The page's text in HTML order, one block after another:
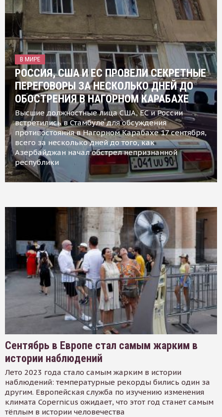
В МИРЕ
РОССИЯ, США И ЕС ПРОВЕЛИ СЕКРЕТНЫЕ
ПЕРЕГОВОРЫ ЗА НЕСКОЛЬКО ДНЕЙ ДО
ОБОСТРЕНИЯ В НАГОРНОМ КАРАБАХЕ
Высшие должностные лица США, ЕС и России
встретились в Стамбуле для обсуждения
противостояния в Нагорном Карабахе 17 сентября,
всего за несколько дней до того, как
Азербайджан начал обстрел непризнанной
республики
Сентябрь в Европе стал самым жарким в
истории наблюдений
Лето 2023 года стало самым жарким в истории
наблюдений: температурные рекорды бились один за
другим. Европейская служба по изучению изменения
климата Copernicus ожидает, что этот год станет самым
тёплым в истории человечества